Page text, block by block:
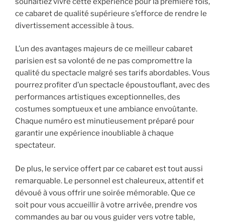
ce cabaret de qualité supérieure s’efforce de rendre le
divertissement accessible à tous.
L’un des avantages majeurs de ce meilleur cabaret
parisien est sa volonté de ne pas compromettre la
qualité du spectacle malgré ses tarifs abordables. Vous
pourrez profiter d’un spectacle époustouflant, avec des
performances artistiques exceptionnelles, des
costumes somptueux et une ambiance envoûtante.
Chaque numéro est minutieusement préparé pour
garantir une expérience inoubliable à chaque
spectateur.
De plus, le service offert par ce cabaret est tout aussi
remarquable. Le personnel est chaleureux, attentif et
dévoué à vous offrir une soirée mémorable. Que ce
soit pour vous accueillir à votre arrivée, prendre vos
commandes au bar ou vous guider vers votre table,